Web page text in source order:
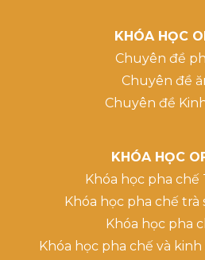
KHÓA HỌC
Chuyên đề
Chuyên đề
Chuyên đề
KHÓA HỌC
Khóa học pha chế
Khóa học pha chế trà
Khóa học pha
Khóa học pha chế và